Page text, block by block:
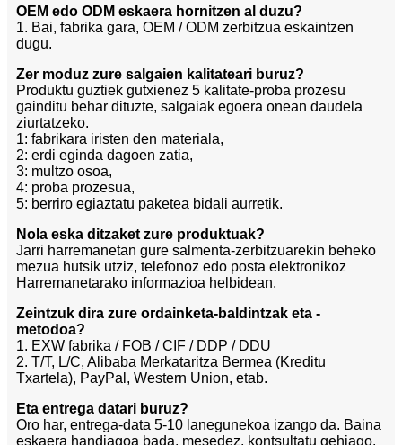
OEM edo ODM eskaera hornitzen al duzu?
1. Bai, fabrika gara, OEM / ODM zerbitzua eskaintzen
dugu.
Zer moduz zure salgaien kalitateari buruz?
Produktu guztiek gutxienez 5 kalitate-proba prozesu
gainditu behar dituzte, salgaiak egoera onean daudela
ziurtatzeko.
1: fabrikara iristen den materiala,
2: erdi eginda dagoen zatia,
3: multzo osoa,
4: proba prozesua,
5: berriro egiaztatu paketea bidali aurretik.
Nola eska ditzaket zure produktuak?
Jarri harremanetan gure salmenta-zerbitzuarekin beheko
mezua hutsik utziz, telefonoz edo posta elektronikoz
Harremanetarako informazioa helbidean.
Zeintzuk dira zure ordainketa-baldintzak eta -
metodoa?
1. EXW fabrika / FOB / CIF / DDP / DDU
2. T/T, L/C, Alibaba Merkataritza Bermea (Kreditu
Txartela), PayPal, Western Union, etab.
Eta entrega datari buruz?
Oro har, entrega-data 5-10 lanegunekoa izango da. Baina
eskaera handiagoa bada, mesedez, kontsultatu gehiago.